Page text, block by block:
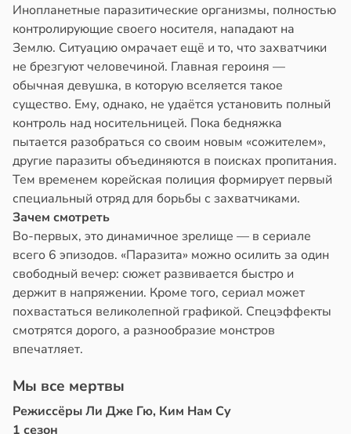
Инопланетные паразитические организмы, полностью
контролирующие своего носителя, нападают на
Землю. Ситуацию омрачает ещё и то, что захватчики
не брезгуют человечиной. Главная героиня —
обычная девушка, в которую вселяется такое
существо. Ему, однако, не удаётся установить полный
контроль над носительницей. Пока бедняжка
пытается разобраться со своим новым «сожителем»,
другие паразиты объединяются в поисках пропитания.
Тем временем корейская полиция формирует первый
специальный отряд для борьбы с захватчиками.
Зачем смотреть
Во-первых, это динамичное зрелище — в сериале
всего 6 эпизодов. «Паразита» можно осилить за один
свободный вечер: сюжет развивается быстро и
держит в напряжении. Кроме того, сериал может
похвастаться великолепной графикой. Спецэффекты
смотрятся дорого, а разнообразие монстров
впечатляет.
Мы все мертвы
Режиссёры Ли Дже Гю, Ким Нам Су
1 сезон